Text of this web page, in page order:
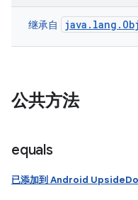
继承自
公共方法
equals
已添加到 Android